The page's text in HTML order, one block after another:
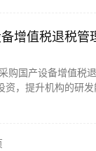
增值税退税管
购国产设备增值税
，提升机构的研发